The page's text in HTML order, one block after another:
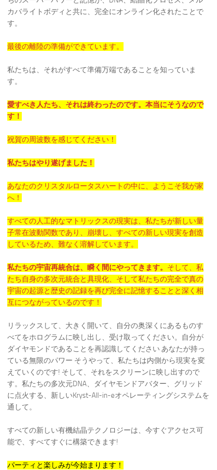
カバライトボディと共に、完全にオンライン化されたことで
す。
最後の離陸の準備ができています。
私たちは、それがすべて準備万端であることを知っていま
す。
愛すべき人たち、それは終わったのです。本当にそうなので
す！
祝賀の周波数を感じてください！
私たちはやり遂げました！
あなたのクリスタルロータスハートの中に、ようこそ我が家
へ！
すべての人工的なマトリックスの現実は、私たちが新しい量
子常在波動関数であり、崩壊し、すべての新しい現実を創造
しているため、難なく溶解しています。
私たちの宇宙再統合は、瞬く間にやってきます。 そして、私
たち自身の多次元統合と具現化、そして私たちの完全で真の
宇宙の起源と歴史の記録を再び完全に記憶することと深く相
互につながっているのです！
リラックスして、大きく開いて、自分の奥深くにあるものす
べてをホログラムに映し出し、受け取ってください。自分が
ダイヤモンドであることを再認識してください あなたが持っ
ている無限のパワー そうやって、私たちは内側から現実を変
えていくのです! そして、それをスクリーンに映し出すので
す。私たちの多次元DNA、ダイヤモンドアバター、グリッド
に点火する、新しいKryst-All-in-eオペレーティングシステムを
通して。
すべての新しい有機結晶テクノロジーは、今すぐアクセス可
能で、すべてすぐに構築できます!
パーティと楽しみが今始まります！